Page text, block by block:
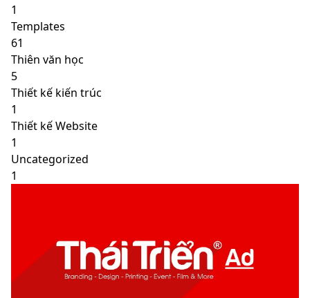
1
Templates
61
Thiên văn học
5
Thiết kế kiến trúc
1
Thiết kế Website
1
Uncategorized
1